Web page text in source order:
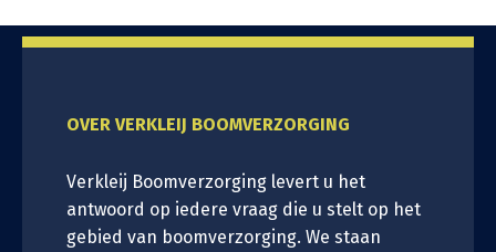
OVER VERKLEIJ BOOMVERZORGING
Verkleij Boomverzorging levert u het
antwoord op iedere vraag die u stelt op het
gebied van boomverzorging. We staan